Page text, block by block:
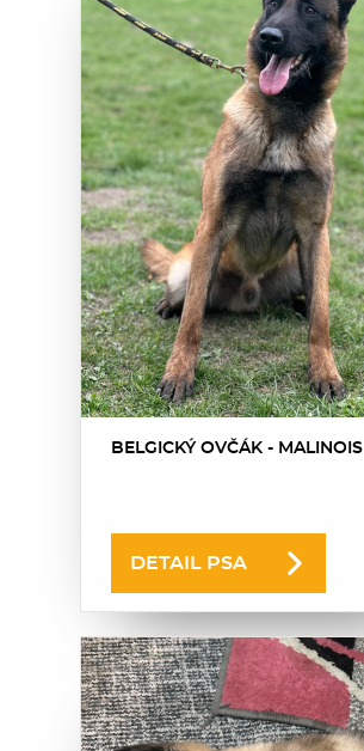
BELGICKÝ OVČÁK - MALINOIS
DETAIL PSA